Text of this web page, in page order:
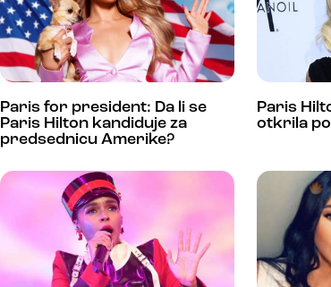
Paris for president: Da li se
Paris Hilton kandiduje za
predsednicu Amerike?
Paris
otkrila